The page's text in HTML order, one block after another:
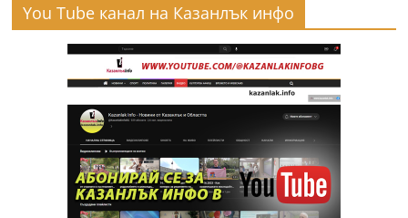
You Tube канал на Казанлък инфо